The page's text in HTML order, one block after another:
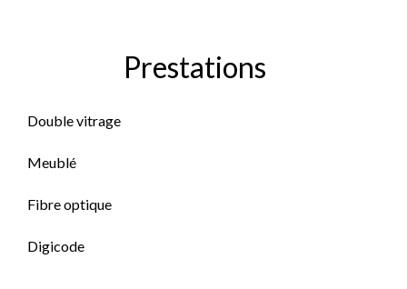
Prestations
Double vitrage
Meublé
Fibre optique
Digicode